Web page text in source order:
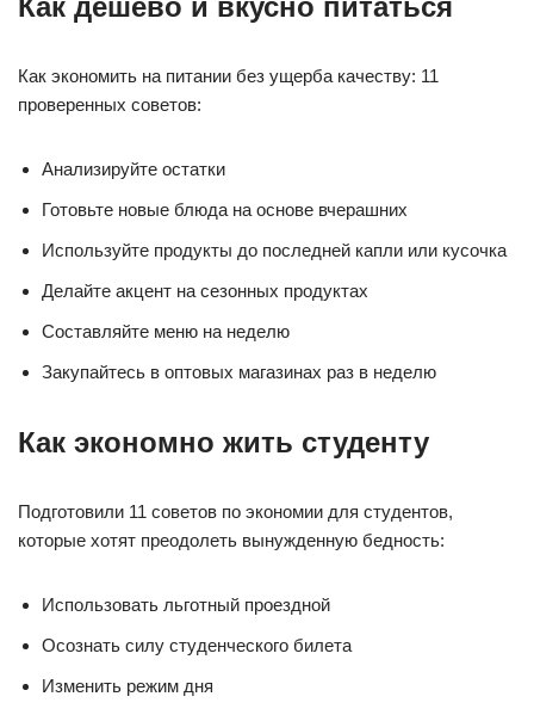
Как дешево и вкусно питаться
Как экономить на питании без ущерба качеству: 11
проверенных советов:
Анализируйте остатки
Готовьте новые блюда на основе вчерашних
Используйте продукты до последней капли или кусочка
Делайте акцент на сезонных продуктах
Составляйте меню на неделю
Закупайтесь в оптовых магазинах раз в неделю
Как экономно жить студенту
Подготовили 11 советов по экономии для студентов,
которые хотят преодолеть вынужденную бедность:
Использовать льготный проездной
Осознать силу студенческого билета
Изменить режим дня